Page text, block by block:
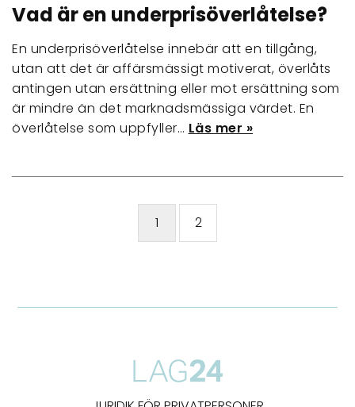
Vad är en underprisöverlåtelse?
En underprisöverlåtelse innebär att en tillgång,
utan att det är affärsmässigt motiverat, överlåts
antingen utan ersättning eller mot ersättning som
är mindre än det marknadsmässiga värdet. En
överlåtelse som uppfyller… Läs mer »
1 2